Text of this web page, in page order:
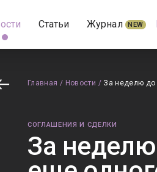
Статьи Журнал NEW
Главная / Новости / За неделю до
СОГЛАШЕНИЯ И СДЕЛКИ
За